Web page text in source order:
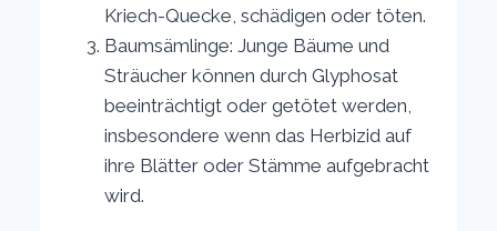
Kriech-Quecke, schädigen oder töten.
Baumsämlinge: Junge Bäume und
Sträucher können durch Glyphosat
beeinträchtigt oder getötet werden,
insbesondere wenn das Herbizid auf
ihre Blätter oder Stämme aufgebracht
wird.